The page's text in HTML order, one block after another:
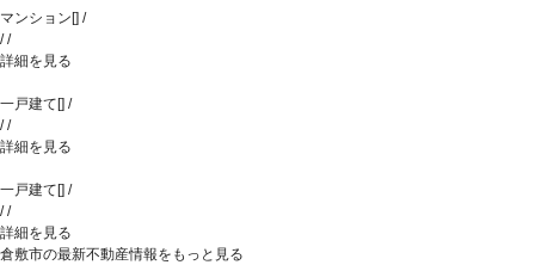
マンション [] /
//
詳細を見る
一戸建て [] /
//
詳細を見る
一戸建て [] /
//
詳細を見る
倉敷市の最新不動産情報をもっと見る